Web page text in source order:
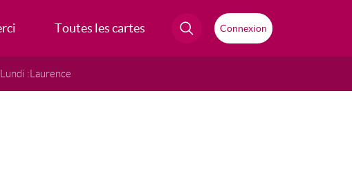
Toutes les cartes Connexion
Lundi :Laurence